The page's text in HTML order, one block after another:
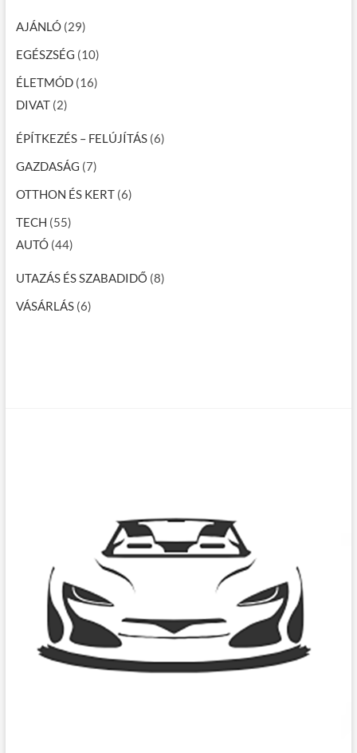
AJÁNLÓ(29)
EGÉSZSÉG (10)
ÉLETMÓD(16)
DIVAT(2)
ÉPÍTKEZÉS – FELÚJÍTÁS(6)
GAZDASÁG (7)
OTTHON ÉS KERT(6)
TECH (55)
AUTÓ(44)
UTAZÁS ÉS SZABADIDŐ (8)
VÁSÁRLÁS(6)